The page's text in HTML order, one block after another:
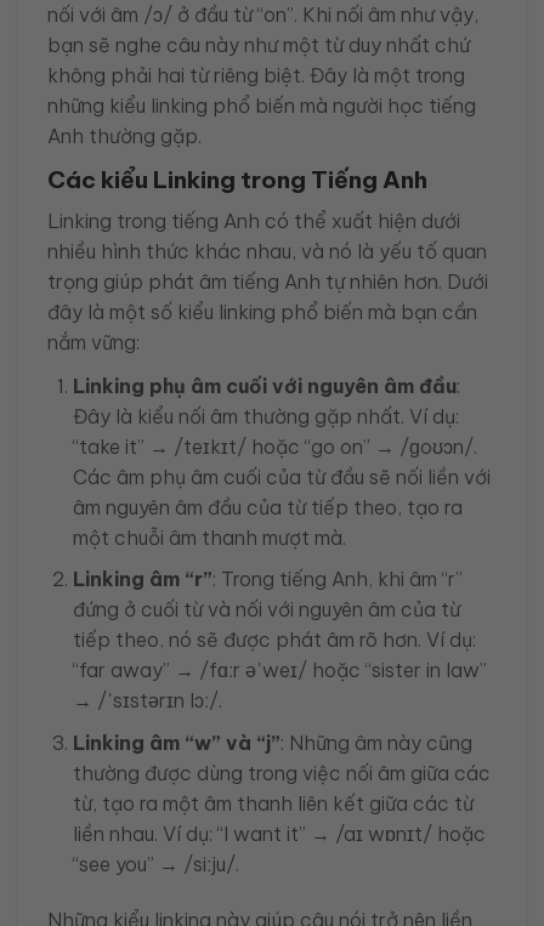
nối với âm /ɔ/ ở đầu từ “on”. Khi nối âm như vậy,
bạn sẽ nghe câu này như một từ duy nhất chứ
không phải hai từ riêng biệt. Đây là một trong
những kiểu linking phổ biến mà người học tiếng
Anh thường gặp.
Các kiểu Linking trong Tiếng Anh
Linking trong tiếng Anh có thể xuất hiện dưới
nhiều hình thức khác nhau, và nó là yếu tố quan
trọng giúp phát âm tiếng Anh tự nhiên hơn. Dưới
đây là một số kiểu linking phổ biến mà bạn cần
nắm vững:
Linking phụ âm cuối với nguyên âm đầu:
Đây là kiểu nối âm thường gặp nhất. Ví dụ:
“take it” → /teɪkɪt/ hoặc “go on” → /ɡoʊɔn/.
Các âm phụ âm cuối của từ đầu sẽ nối liền với
âm nguyên âm đầu của từ tiếp theo, tạo ra
một chuỗi âm thanh mượt mà.
Linking âm “r”: Trong tiếng Anh, khi âm “r”
đứng ở cuối từ và nối với nguyên âm của từ
tiếp theo, nó sẽ được phát âm rõ hơn. Ví dụ:
“far away” → /fɑːr əˈweɪ/ hoặc “sister in law”
→ /ˈsɪstərɪn lɔː/.
Linking âm “w” và “j”: Những âm này cũng
thường được dùng trong việc nối âm giữa các
từ, tạo ra một âm thanh liên kết giữa các từ
liền nhau. Ví dụ: “I want it” → /aɪ wɒnɪt/ hoặc
“see you” → /siːju/.
Những kiểu linking này giúp câu nói trở nên liền